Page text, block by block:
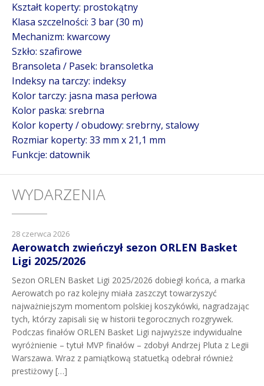
Kształt koperty: prostokątny
Klasa szczelności: 3 bar (30 m)
Mechanizm: kwarcowy
Szkło: szafirowe
Bransoleta / Pasek: bransoletka
Indeksy na tarczy: indeksy
Kolor tarczy: jasna masa perłowa
Kolor paska: srebrna
Kolor koperty / obudowy: srebrny, stalowy
Rozmiar koperty: 33 mm x 21,1 mm
Funkcje: datownik
WYDARZENIA
28 czerwca 2026
Aerowatch zwieńczył sezon ORLEN Basket
Ligi 2025/2026
Sezon ORLEN Basket Ligi 2025/2026 dobiegł końca, a marka
Aerowatch po raz kolejny miała zaszczyt towarzyszyć
najważniejszym momentom polskiej koszykówki, nagradzając
tych, którzy zapisali się w historii tegorocznych rozgrywek.
Podczas finałów ORLEN Basket Ligi najwyższe indywidualne
wyróżnienie – tytuł MVP finałów – zdobył Andrzej Pluta z Legii
Warszawa. Wraz z pamiątkową statuetką odebrał również
prestiżowy […]